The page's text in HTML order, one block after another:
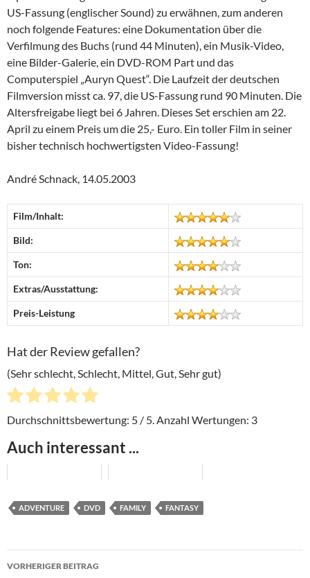
US-Fassung (englischer Sound) zu erwähnen, zum anderen
noch folgende Features: eine Dokumentation über die
Verfilmung des Buchs (rund 44 Minuten), ein Musik-Video,
eine Bilder-Galerie, ein DVD-ROM Part und das
Computerspiel „Auryn Quest“. Die Laufzeit der deutschen
Filmversion misst ca. 97, die US-Fassung rund 90 Minuten. Die
Altersfreigabe liegt bei 6 Jahren. Dieses Set erschien am 22.
April zu einem Preis um die 25,- Euro. Ein toller Film in seiner
bisher technisch hochwertigsten Video-Fassung!
André Schnack, 14.05.2003
Film/Inhalt:
Bild:
Ton:
Extras/Ausstattung:
Preis-Leistung
Hat der Review gefallen?
(Sehr schlecht, Schlecht, Mittel, Gut, Sehr gut)
Durchschnittsbewertung: 5 / 5. Anzahl Wertungen: 3
Auch interessant ...
ADVENTURE DVD FAMILY FANTASY
Beitragsnavigation
VORHERIGER BEITRAG